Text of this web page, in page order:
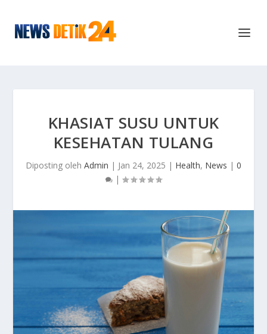
KHASIAT SUSU UNTUK
KESEHATAN TULANG
Diposting oleh Admin | Jan 24, 2025 | Health, News | 0
|